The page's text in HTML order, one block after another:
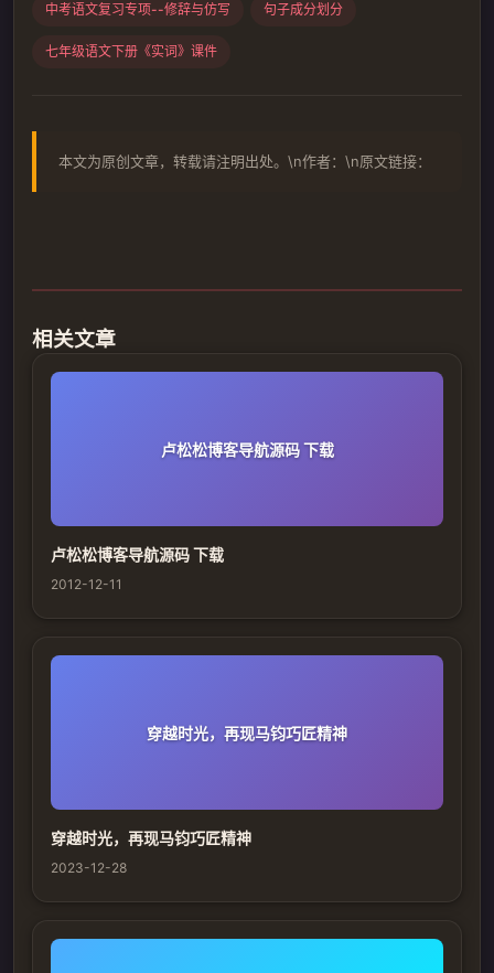
中考语文复习专项--修辞与仿写 句子成分划分
七年级语文下册《实词》课件
本文为原创文章，转载请注明出处。\n作者：\n原文链接：
相关文章
卢松松博客导航源码 下载
卢松松博客导航源码 下载
2012-12-11
穿越时光，再现马钧巧匠精神
穿越时光，再现马钧巧匠精神
2023-12-28